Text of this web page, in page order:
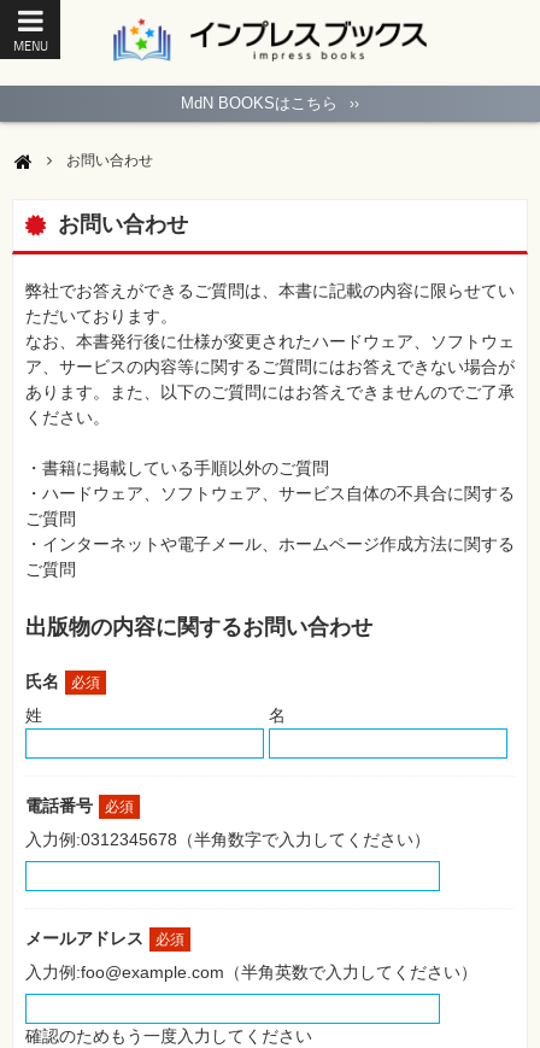
MENU
ペ
ジ
ソ
コ
ン
フ
ト
モ
バ
イ
ル・
ス
フ
ォ
ン・
SNS
作
成・
ケ
ィ
ン
ビ
ジ
ネ
ス・
み
メ
ラ・
真
MdN BOOKSはこちら ››
お問い合わせ
お問い合わせ
弊社でお答えができるご質問は、本書に記載の内容に限らせてい
ただいております。
なお、本書発行後に仕様が変更されたハードウェア、ソフトウェ
ア、サービスの内容等に関するご質問にはお答えできない場合が
あります。また、以下のご質問にはお答えできませんのでご了承
ください。
・書籍に掲載している手順以外のご質問
・ハードウェア、ソフトウェア、サービス自体の不具合に関する
ご質問
・インターネットや電子メール、ホームページ作成方法に関する
ご質問
出版物の内容に関するお問い合わせ
氏名 必須
姓 名
電話番号 必須
入力例:0312345678（半角数字で入力してください）
メールアドレス 必須
入力例:foo@example.com（半角英数で入力してください）
確認のためもう一度入力してください